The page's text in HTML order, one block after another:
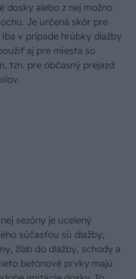
dosky alebo z nej možno
Je určená skôr pre
v prípade hrúbky dlažby
aj pre miesta so
tzn. pre občasný prejazd